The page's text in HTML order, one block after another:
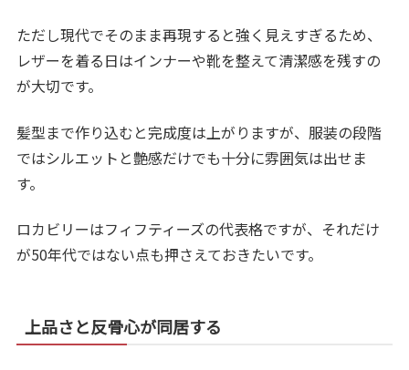
ただし現代でそのまま再現すると強く見えすぎるため、
レザーを着る日はインナーや靴を整えて清潔感を残すの
が大切です。
髪型まで作り込むと完成度は上がりますが、服装の段階
ではシルエットと艶感だけでも十分に雰囲気は出せま
す。
ロカビリーはフィフティーズの代表格ですが、それだけ
が50年代ではない点も押さえておきたいです。
上品さと反骨心が同居する